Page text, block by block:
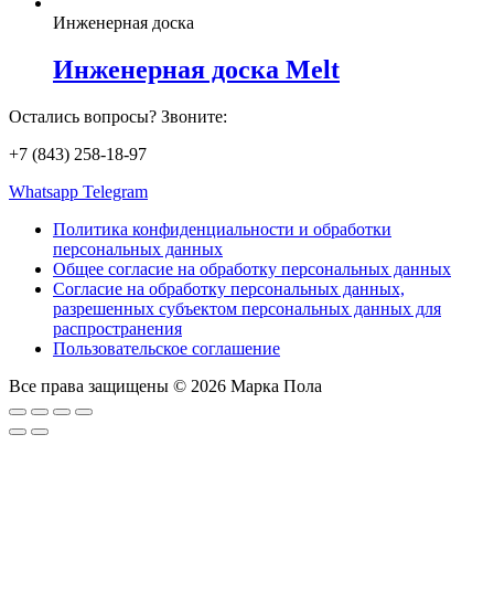
Инженерная доска
Инженерная доска Melt
Остались вопросы? Звоните:
+7 (843) 258-18-97
Whatsapp Telegram
Политика конфиденциальности и обработки
персональных данных
Общее согласие на обработку персональных данных
Согласие на обработку персональных данных,
разрешенных субъектом персональных данных для
распространения
Пользовательское соглашение
Все права защищены © 2026 Марка Пола